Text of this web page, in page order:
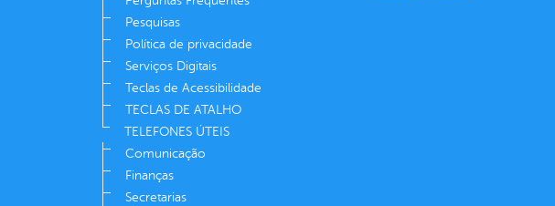
Pesquisas
Política de privacidade
Serviços Digitais
Teclas de Acessibilidade
TECLAS DE ATALHO
TELEFONES ÚTEIS
Comunicação
Finanças
Secretarias